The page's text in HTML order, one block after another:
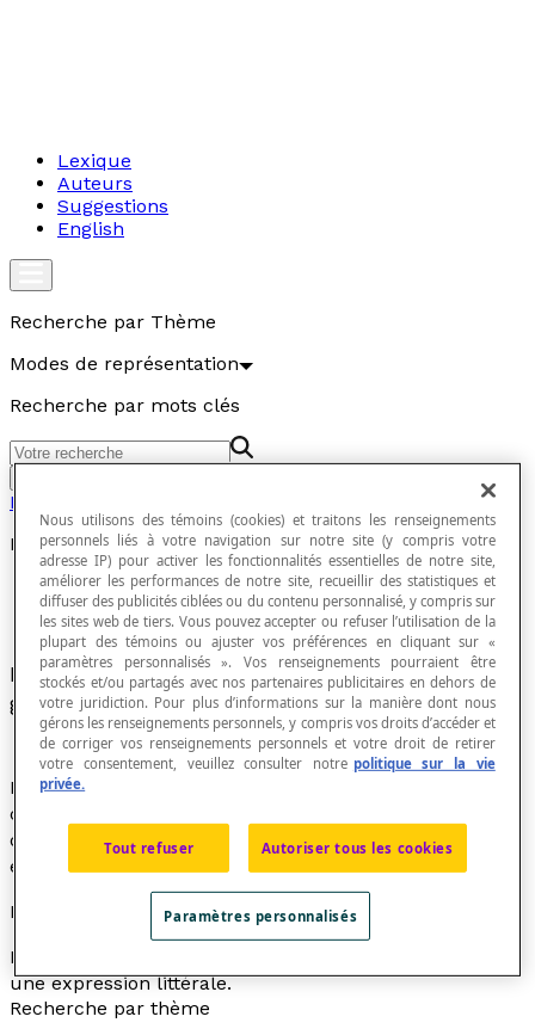
Lexique
Auteurs
Suggestions
English
Recherche par Thème
Modes de représentation
Recherche par mots clés
Modes de représentation
Expression littérale
Expression dans laquelle les nombres ou les
grandeurs sont représentées par des lettres.
La majorité des formules géométriques usuelles,
comme celle qui permet de calculer l’aire
disque, soit « [latex]A = \pi{r}^{2}[/latex] », sont des
expressions littérales.
Exemple
L’expression « [latex]A{x}^{2} + Bx + C = 0[/latex] » est
une expression littérale.
Recherche par thème
Nous utilisons des témoins (cookies) et traitons les renseignements
personnels liés à votre navigation sur notre site (y compris votre
adresse IP) pour activer les fonctionnalités essentielles de notre site,
améliorer les performances de notre site, recueillir des statistiques et
diffuser des publicités ciblées ou du contenu personnalisé, y compris sur
les sites web de tiers. Vous pouvez accepter ou refuser l’utilisation de la
plupart des témoins ou ajuster vos préférences en cliquant sur «
paramètres personnalisés ». Vos renseignements pourraient être
stockés et/ou partagés avec nos partenaires publicitaires en dehors de
votre juridiction. Pour plus d’informations sur la manière dont nous
gérons les renseignements personnels, y compris vos droits d’accéder et
de corriger vos renseignements personnels et votre droit de retirer
votre consentement, veuillez consulter notre politique sur la vie
privée.
Tout refuser Autoriser tous les cookies
Paramètres personnalisés